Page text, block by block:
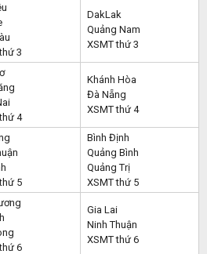
3
DakLak
Quảng Nam
XSMT thứ 3
4
Khánh Hòa
Đà Nẵng
XSMT thứ 4
5
Bình Định
Quảng Bình
Quảng Trị
XSMT thứ 5
6
Gia Lai
Ninh Thuận
XSMT thứ 6